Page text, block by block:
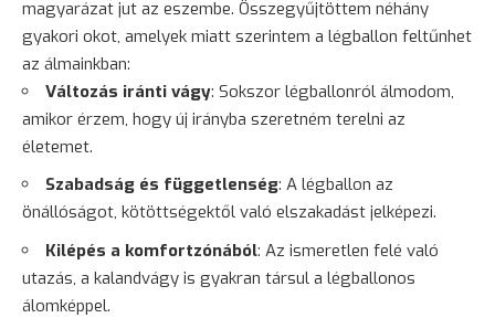
magyarázat jut az eszembe. Összegyűjtöttem néhány
gyakori okot, amelyek miatt szerintem a légballon feltűnhet
az álmainkban:
Változás iránti vágy: Sokszor légballonról álmodom,
amikor érzem, hogy új irányba szeretném terelni az
életemet.
Szabadság és függetlenség: A légballon az
önállóságot, kötöttségektől való elszakadást jelképezi.
Kilépés a komfortzónából: Az ismeretlen felé való
utazás, a kalandvágy is gyakran társul a légballonos
álomképpel.